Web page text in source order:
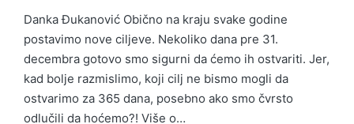
Danka Đukanović Obično na kraju svake godine
postavimo nove ciljeve. Nekoliko dana pre 31.
decembra gotovo smo sigurni da ćemo ih ostvariti. Jer,
kad bolje razmislimo, koji cilj ne bismo mogli da
ostvarimo za 365 dana, posebno ako smo čvrsto
odlučili da hoćemo?! Više o…